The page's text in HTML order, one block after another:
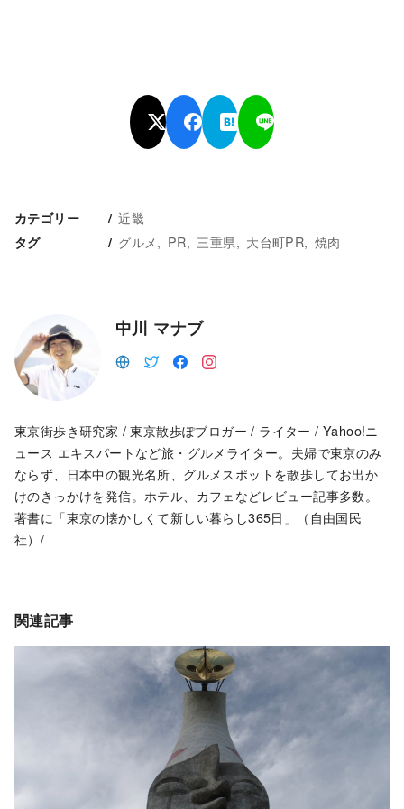
カテゴリー 近畿
タグ グルメ PR 三重県 大台町PR 焼肉
中川 マナブ
東京街歩き研究家 / 東京散歩ぽブロガー / ライター / Yahoo!ニ
ュース エキスパートなど旅・グルメライター。夫婦で東京のみ
ならず、日本中の観光名所、グルメスポットを散歩してお出か
けのきっかけを発信。ホテル、カフェなどレビュー記事多数。
著書に「東京の懐かしくて新しい暮らし365日」（自由国民
社）/
関連記事